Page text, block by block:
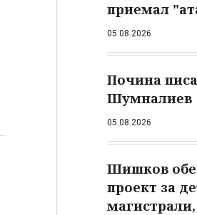
приемал
05.08.2026
Почина
Шумналиев
05.08.2026
Шишков
проект за